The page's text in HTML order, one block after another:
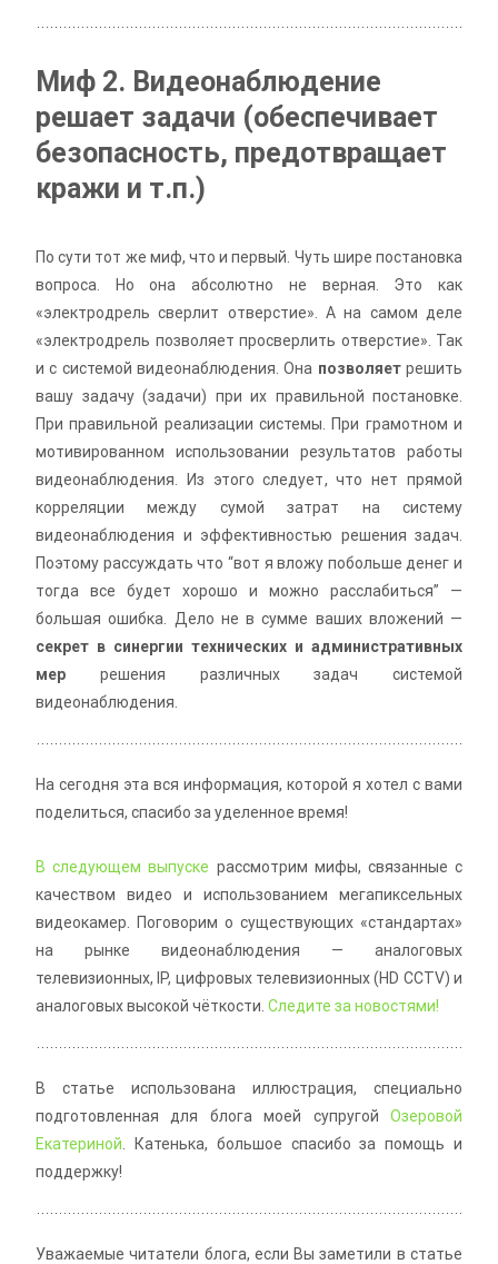
Миф 2. Видеонаблюдение
решает задачи (обеспечивает
безопасность, предотвращает
кражи и т.п.)
По сути тот же миф, что и первый. Чуть шире постановка
вопроса. Но она абсолютно не верная. Это как
«электродрель сверлит отверстие». А на самом деле
«электродрель позволяет просверлить отверстие». Так
и с системой видеонаблюдения. Она позволяетрешить
вашу задачу (задачи) при их правильной постановке.
При правильной реализации системы. При грамотном и
мотивированном использовании результатов работы
видеонаблюдения. Из этого следует, что нет прямой
корреляции между сумой затрат на систему
видеонаблюдения и эффективностью решения задач.
Поэтому рассуждать что “вот я вложу побольше денег и
тогда все будет хорошо и можно расслабиться” —
большая ошибка. Дело не в сумме ваших вложений —
секрет в синергии технических и административных
мер решения различных задач системой
видеонаблюдения.
На сегодня эта вся информация, которой я хотел с вами
поделиться, спасибо за уделенное время!
В следующем выпуске рассмотрим мифы, связанные с
качеством видео и использованием мегапиксельных
видеокамер. Поговорим о существующих «стандартах»
на рынке видеонаблюдения — аналоговых
телевизионных, IP, цифровых телевизионных (HD CCTV) и
аналоговых высокой чёткости. Следите за новостями!
В статье использована иллюстрация, специально
подготовленная для блога моей супругой Озеровой
Екатериной . Катенька, большое спасибо за помощь и
поддержку!
Уважаемые читатели блога, если Вы заметили в статье